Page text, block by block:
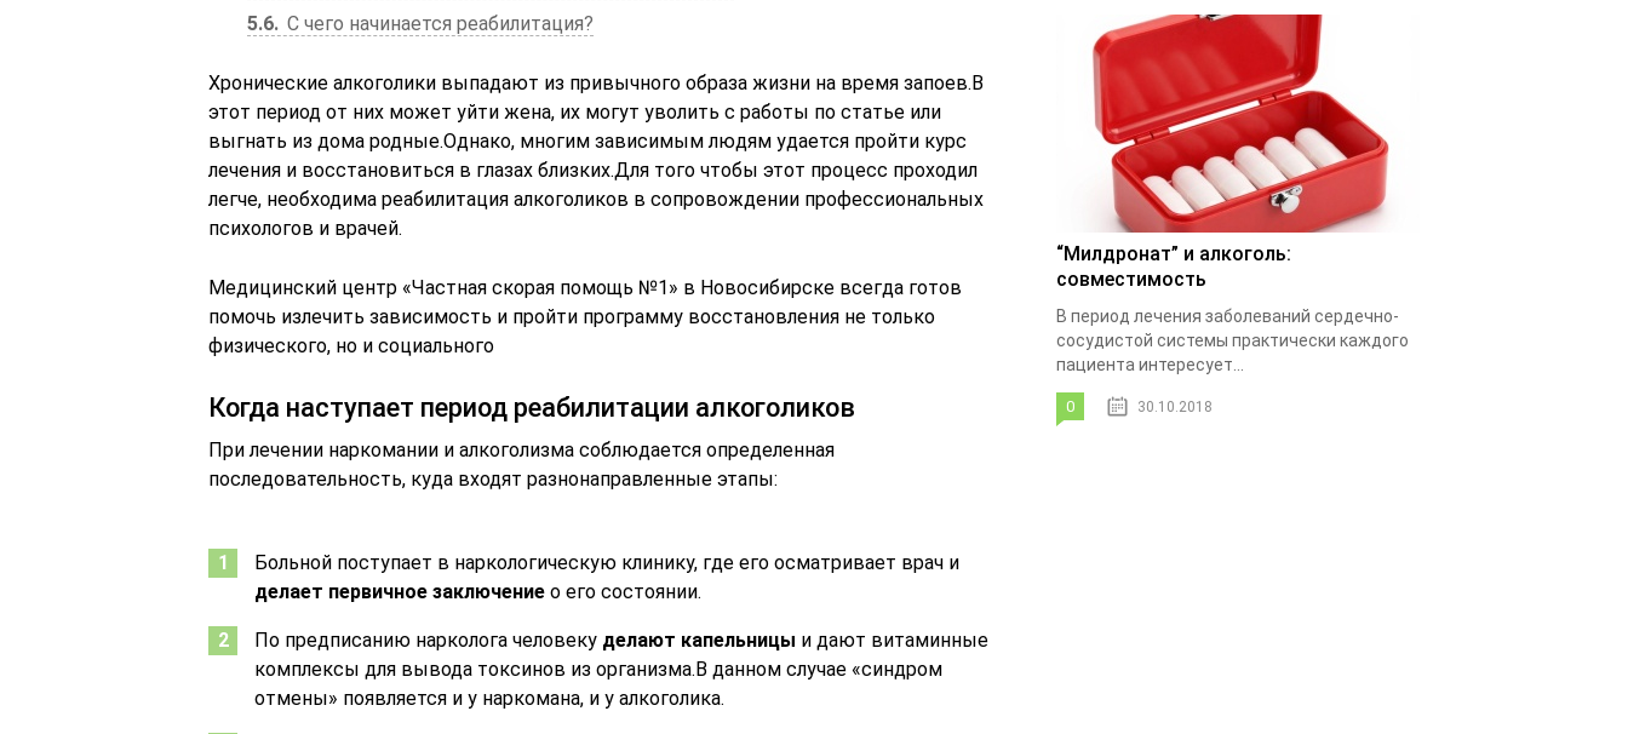
5.6 С чего начинается реабилитация?
Хронические алкоголики выпадают из привычного образа жизни на время запоев.В
этот период от них может уйти жена, их могут уволить с работы по статье или
выгнать из дома родные.Однако, многим зависимым людям удается пройти курс
лечения и восстановиться в глазах близких.Для того чтобы этот процесс проходил
легче, необходима реабилитация алкоголиков в сопровождении профессиональных
психологов и врачей.
Медицинский центр «Частная скорая помощь №1» в Новосибирске всегда готов
помочь излечить зависимость и пройти программу восстановления не только
физического, но и социального
Когда наступает период реабилитации алкоголиков
При лечении наркомании и алкоголизма соблюдается определенная
последовательность, куда входят разнонаправленные этапы:
Больной поступает в наркологическую клинику, где его осматривает врач и
делает первичное заключение о его состоянии.
По предписанию нарколога человеку делают капельницы и дают витаминные
комплексы для вывода токсинов из организма.В данном случае «синдром
отмены» появляется и у наркомана, и у алкоголика.
“Милдронат” и алкоголь:
совместимость
В период лечения заболеваний сердечно-
сосудистой системы практически каждого
пациента интересует...
0 30.10.2018